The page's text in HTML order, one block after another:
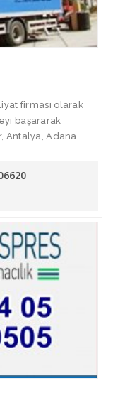
firması olarak
başararak
Antalya, Adana,